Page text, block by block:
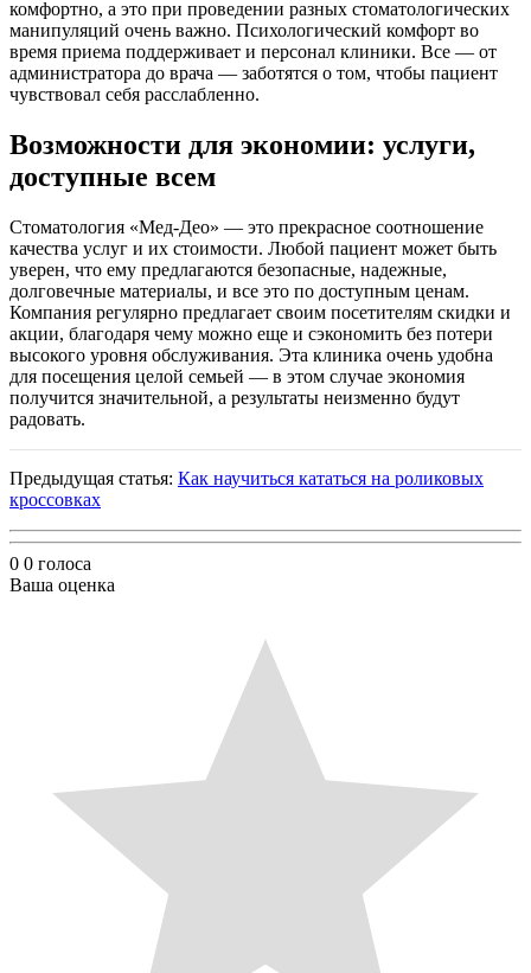
комфортно, а это при проведении разных стоматологических
манипуляций очень важно. Психологический комфорт во
время приема поддерживает и персонал клиники. Все — от
администратора до врача — заботятся о том, чтобы пациент
чувствовал себя расслабленно.
Возможности для экономии: услуги,
доступные всем
Стоматология «Мед-Део» — это прекрасное соотношение
качества услуг и их стоимости. Любой пациент может быть
уверен, что ему предлагаются безопасные, надежные,
долговечные материалы, и все это по доступным ценам.
Компания регулярно предлагает своим посетителям скидки и
акции, благодаря чему можно еще и сэкономить без потери
высокого уровня обслуживания. Эта клиника очень удобна
для посещения целой семьей — в этом случае экономия
получится значительной, а результаты неизменно будут
радовать.
Предыдущая статья: Как научиться кататься на роликовых
кроссовках
0 0 голоса
Ваша оценка